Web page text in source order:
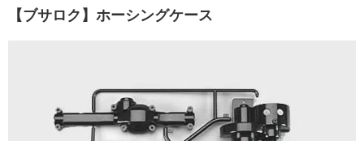
【ブサロク】ホーシングケース